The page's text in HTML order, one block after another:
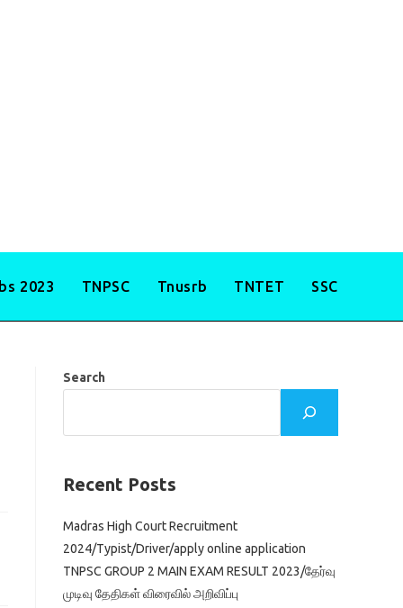
2023 TNPSC Tnusrb TNTET SSC
Search
Recent Posts
Madras High Court Recruitment
2024/Typist/Driver/apply online application
TNPSC GROUP 2 MAIN EXAM RESULT 2023/தேர்வு
முடிவு தேதிகள் விரைவில் அறிவிப்பு